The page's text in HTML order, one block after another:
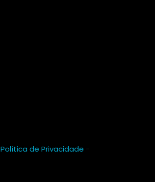
Política de Privacidade -